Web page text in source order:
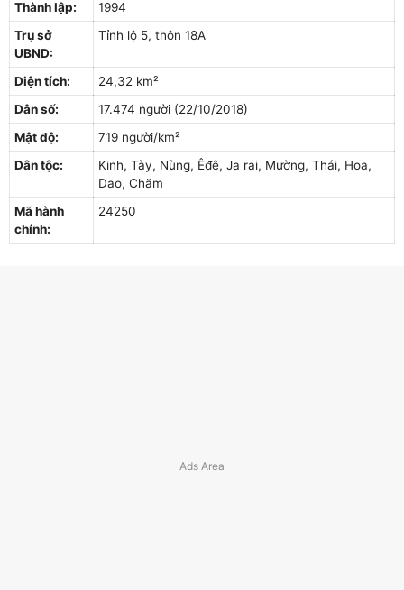
Thành lập:
1994
Trụ sở
UBND:
Tỉnh lộ 5, thôn 18A
Diện tích:
24,32 km²
Dân số:
17.474 người (22/10/2018)
Mật độ:
719 người/km²
Dân tộc:
Kinh, Tày, Nùng, Êđê, Ja rai, Mường, Thái, Hoa,
Dao, Chăm
Mã hành
chính:
24250